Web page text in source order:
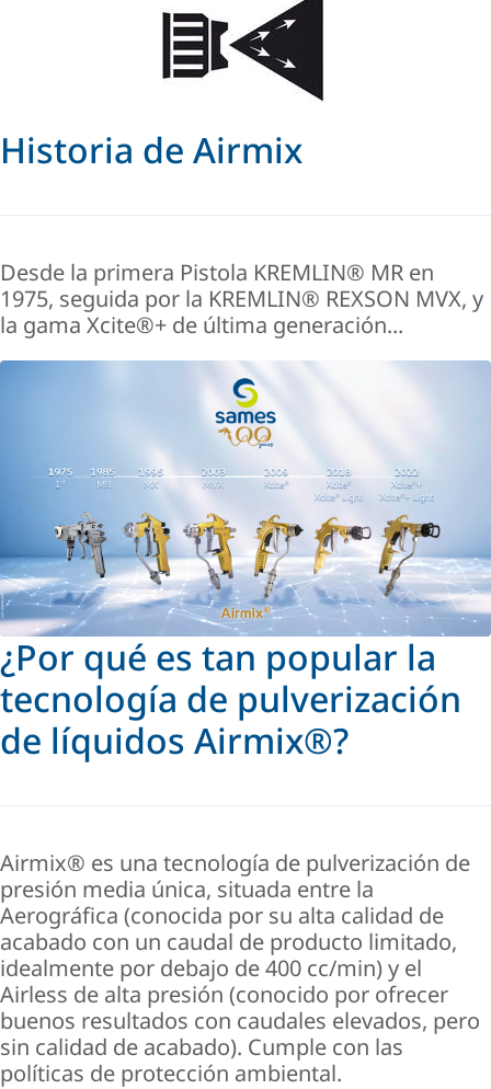
Historia de Airmix
Desde la primera Pistola KREMLIN® MR en
1975, seguida por la KREMLIN® REXSON MVX, y
la gama Xcite®+ de última generación...
¿Por qué es tan popular la
tecnología de pulverización
de líquidos Airmix®?
Airmix® es una tecnología de pulverización de
presión media única, situada entre la
Aerográfica (conocida por su alta calidad de
acabado con un caudal de producto limitado,
idealmente por debajo de 400 cc/min) y el
Airless de alta presión (conocido por ofrecer
buenos resultados con caudales elevados, pero
sin calidad de acabado). Cumple con las
políticas de protección ambiental.